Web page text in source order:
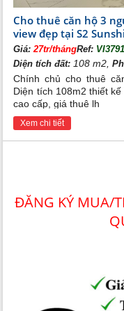
Cho thuê căn hộ 3
view đẹp tại S2
Giá:27tr/thángRef: VI3791
Diện tích đất: 108 m2,
Chính chủ cho thuê
Diện tích 108m2 thiết
cao cấp, giá thuê lh
Xem chi tiết
ĐĂNG KÝ MUA/